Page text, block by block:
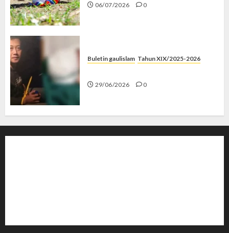
06/07/2026 0
Buletin gaulislam Tahun XIX/2025-2026
29/06/2026 0